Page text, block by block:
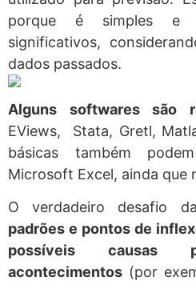
porque é simples e
significativos,
dados passados.
Alguns softwares são
EViews, Stata, Gretl,
básicas também
Microsoft Excel, ainda que
O verdadeiro desafio
padrões e pontos de
possíveis causas
acontecimentos (por